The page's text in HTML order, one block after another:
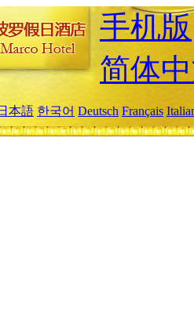
手机版
简体
本語 한국어 Deutsch Français